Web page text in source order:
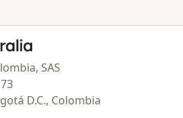
de inicio
SAS
D.C., Colombia